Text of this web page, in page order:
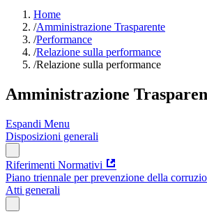
Home
/Amministrazione Trasparente
/Performance
/Relazione sulla performance
/Relazione sulla performance
Amministrazione
Espandi Menu
Disposizioni generali
Riferimenti Normativi
Piano triennale per prevenzione della
Atti generali